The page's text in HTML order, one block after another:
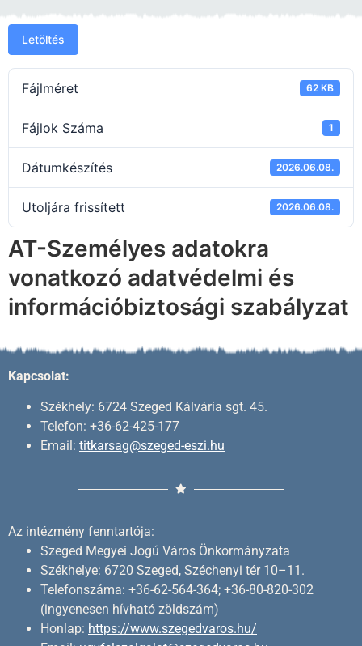
Letöltés
Fájlméret 62 KB
Fájlok Száma 1
Dátumkészítés 2026.06.08.
Utoljára frissített 2026.06.08.
AT-Személyes adatokra
vonatkozó adatvédelmi és
információbiztosági szabályzat
Kapcsolat:
Székhely: 6724 Szeged Kálvária sgt. 45.
Telefon: +36-62-425-177
Email: titkarsag@szeged-eszi.hu
Az intézmény fenntartója:
Szeged Megyei Jogú Város Önkormányzata
Székhelye: 6720 Szeged, Széchenyi tér 10–11.
Telefonszáma: +36-62-564-364; +36-80-820-302
(ingyenesen hívható zöldszám)
Honlap: https://www.szegedvaros.hu/